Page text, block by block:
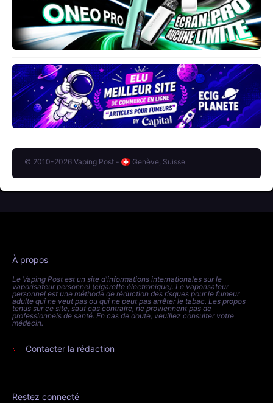
© 2010-2026 Vaping Post - Genève, Suisse
À propos
Le Vaping Post est un site d'informations internationales sur le
vaporisateur personnel (cigarette électronique). Le vaporisateur
personnel est une méthode de réduction des risques pour le fumeur
adulte qui ne veut pas ou qui ne peut pas arrêter le tabac. Les propos
tenus sur ce site, sauf cas contraire, ne proviennent pas de
professionnels de santé. En cas de doute, veuillez consulter votre
médecin.
Contacter la rédaction
Restez connecté